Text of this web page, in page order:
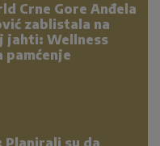
Crne Gore Anđela
zablistala na
jahti: Wellness
pamćenje
Planirali su da